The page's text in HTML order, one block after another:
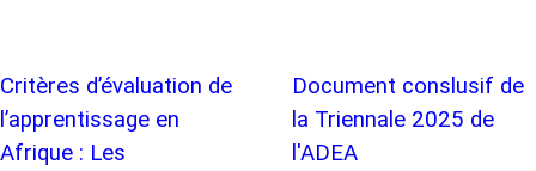
Critères d’évaluation de
l’apprentissage en
Afrique : Les
Document conslusif de
la Triennale 2025 de
l'ADEA